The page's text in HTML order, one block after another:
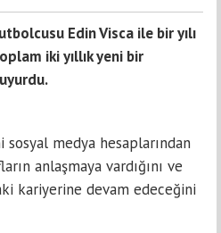
Edin Visca ile bir yılı
iki yıllık yeni bir
medya hesaplarından
anlaşmaya vardığını ve
kariyerine devam edeceğini